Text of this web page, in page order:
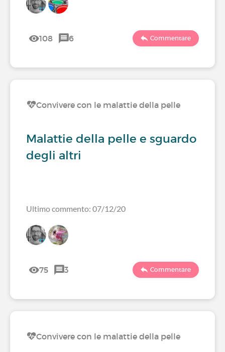
108 6 Commentare
Convivere con le malattie della pelle
Malattie della pelle e sguardo
degli altri
Ultimo commento: 07/12/20
75 3 Commentare
Convivere con le malattie della pelle